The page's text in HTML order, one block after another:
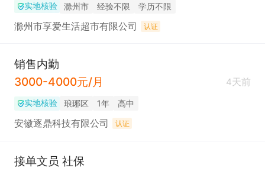
实地核验 滁州市 经验不限 学历不限
滁州市享爱生活超市有限公司 认证
销售内勤
3000-4000元/月
4天前
实地核验 琅琊区 1年 高中
安徽逐鼎科技有限公司 认证
接单文员 社保